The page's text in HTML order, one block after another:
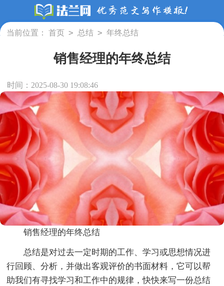
当前位置： 首页 > 总结 > 年终总结
销售经理的年终总结
时间：2025-08-30 19:08:46
销售经理的年终总结
总结是对过去一定时期的工作、学习或思想情况进
行回顾、分析，并做出客观评价的书面材料，它可以帮
助我们有寻找学习和工作中的规律，快快来写一份总结